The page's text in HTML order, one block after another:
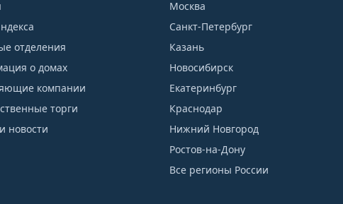
отделения
о домах
компании
торги
новости
Москва
Санкт-Петербург
Казань
Новосибирск
Екатеринбург
Краснодар
Нижний Новгород
Ростов-на-Дону
Все регионы России